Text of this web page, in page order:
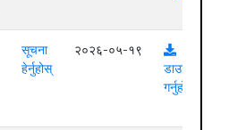
सूचना
हेर्नुहोस्
२०२६-०५-१९
डाउनलोड
गर्नुहोस्